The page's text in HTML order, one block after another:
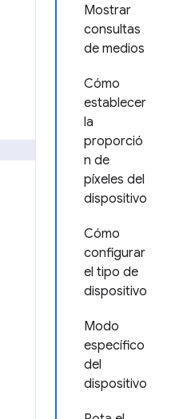
Mostrar
consultas
de medios
Cómo
establecer
la
proporció
n de
píxeles del
dispositivo
Cómo
configurar
el tipo de
dispositivo
Modo
específico
del
dispositivo